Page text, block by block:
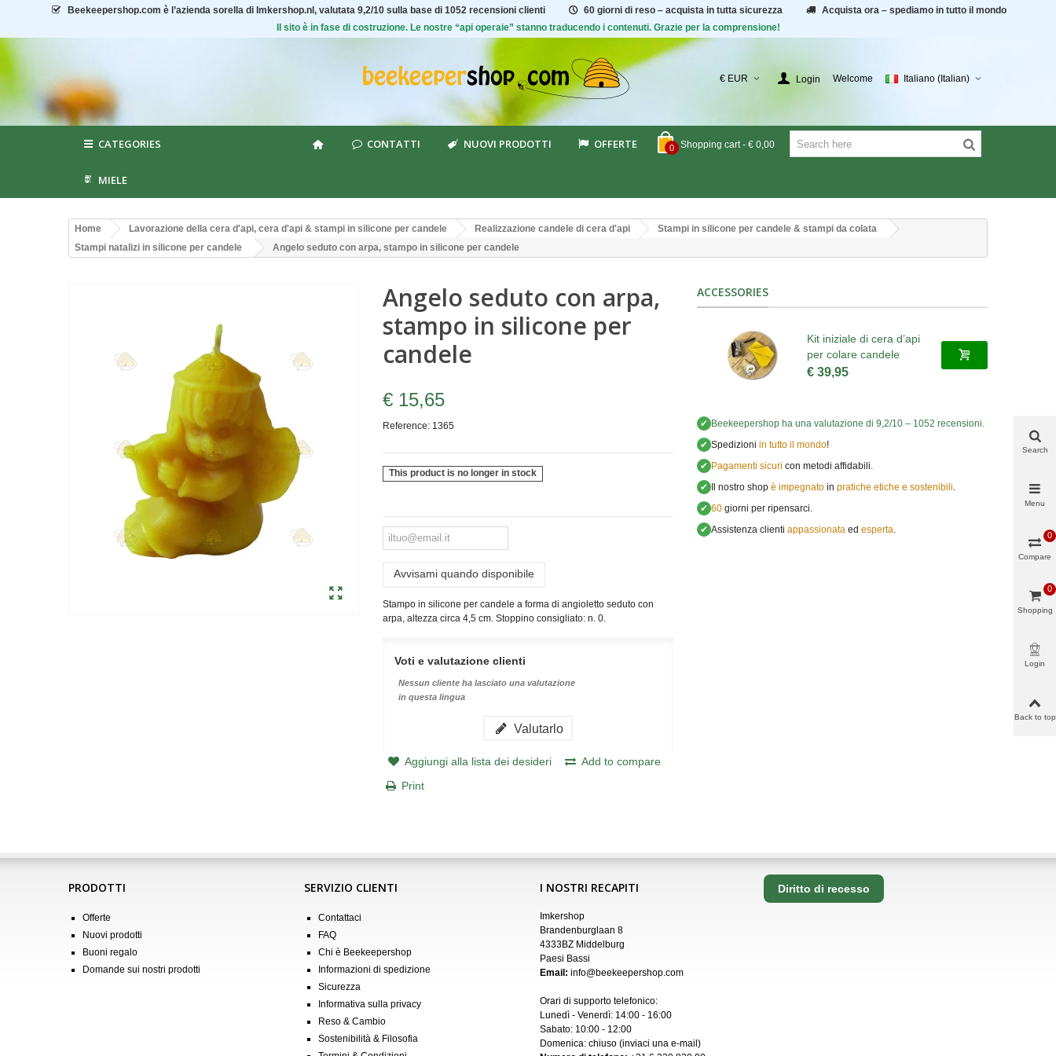
Beekeepershop.com è l’azienda sorella di Imkershop.nl, valutata 9,2/10 sulla base di 1052 recensioni clienti 60 giorni di reso – acquista in tutta sicurezza
Acquista ora – spediamo in tutto il mondo
Il sito è in fase di costruzione. Le nostre “api operaie” stanno traducendo i contenuti. Grazie per la comprensione!
€ EUR Login Welcome Italiano (Italian)
0 Shopping cart - € 0,00
CATEGORIES CONTATTI NUOVI PRODOTTI OFFERTE
MIELE
Home Lavorazione della cera d'api, cera d'api & stampi in silicone per candele Realizzazione candele di cera d'api
Stampi in silicone per candele & stampi da colata
Stampi natalizi in silicone per candele
Angelo seduto con arpa, stampo in silicone per candele
Angelo seduto con arpa,
stampo in silicone per
candele
€ 15,65
Reference: 1365
This product is no longer in stock
Avvisami quando disponibile
Stampo in silicone per candele a forma di angioletto seduto con
arpa, altezza circa 4,5 cm. Stoppino consigliato: n. 0.
Voti e valutazione clienti
Nessun cliente ha lasciato una valutazione
in questa lingua
Valutarlo
Aggiungi alla lista dei desideri
Add to compare
Print
ACCESSORIES
Kit iniziale di cera d’api
per colare candele
€ 39,95
✔ Beekeepershopha una valutazione di 9,2/10 –1052 recensioni.
✔ Spedizioni in tutto il mondo!
✔ Pagamenti sicuri con metodi affidabili.
✔ Il nostro shop è impegnatoin pratiche etiche e sostenibili.
✔ 60giorni per ripensarci.
✔ Assistenza clienti appassionataed esperta.
PRODOTTI
Offerte
Nuovi prodotti
Buoni regalo
Domande sui nostri prodotti
SERVIZIO CLIENTI
Contattaci
FAQ
Chi è Beekeepershop
Informazioni di spedizione
Sicurezza
Informativa sulla privacy
Reso & Cambio
Sostenibilità & Filosofia
I NOSTRI RECAPITI
Imkershop
Brandenburglaan 8
4333BZ Middelburg
Paesi Bassi
Email: info@beekeepershop.com
Orari di supporto telefonico:
Lunedì - Venerdì: 14:00 - 16:00
Sabato: 10:00 - 12:00
Domenica: chiuso (inviaci una e-mail )
Diritto di recesso
Search
Menu
Compare
0
Shopping
0
Login
Back to top